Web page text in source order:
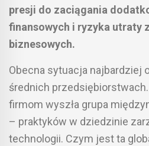
presji do zaciągania
finansowych i ryzyka utraty
biznesowych.
Obecna sytuacja najbardziej
średnich
firmom wyszła grupa
– praktyków w dziedzinie
technologii. Czym jest ta